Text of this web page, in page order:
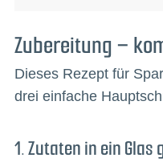
Zubereitung –
Dieses Rezept für
drei einfache
1. Zutaten in ein Glas